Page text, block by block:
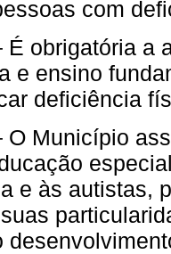
com
É obrigatória a
e ensino
deficiência
O Município
e às autistas,